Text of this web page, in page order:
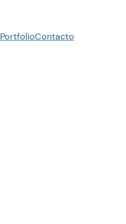
PortfolioContacto